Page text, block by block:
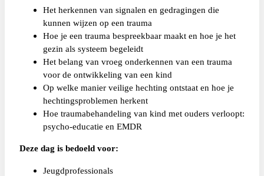
Het herkennen van signalen en gedragingen die
kunnen wijzen op een trauma
Hoe je een trauma bespreekbaar maakt en hoe je het
gezin als systeem begeleidt
Het belang van vroeg onderkennen van een trauma
voor de ontwikkeling van een kind
Op welke manier veilige hechting ontstaat en hoe je
hechtingsproblemen herkent
Hoe traumabehandeling van kind met ouders verloopt:
psycho-educatie en EMDR
Deze dag is bedoeld voor:
Jeugdprofessionals